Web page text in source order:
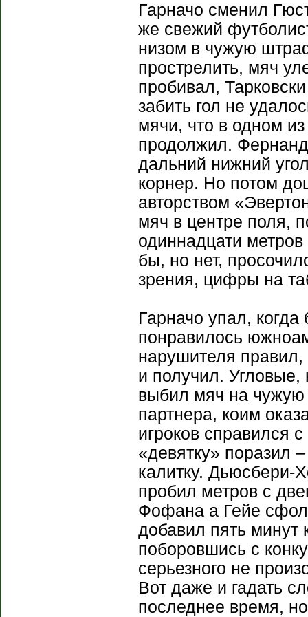
Гарначо сменил
же свежий
низом в чужую
прострелить, мяч
пробивал,
забить гол не
мячи, что в одном
продолжил.
дальний нижний
корнер. Но потом
авторством
мяч в центре поля,
одиннадцати
бы, но нет,
зрения, цифры на
Гарначо упал,
понравилось
нарушителя правил,
и получил.
выбил мяч на чужую
партнера, коим
игроков справился
«девятку» поразил
калитку.
пробил метров с
Фофана а Гейе
добавил пять минут
поборовшись с
серьезного не
Вот даже и гадать
последнее время,